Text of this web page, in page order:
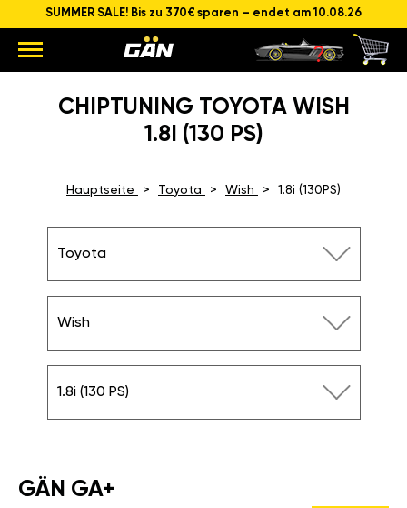
SUMMER SALE! Bis zu 370€ sparen – endet am 10.08.26
CHIPTUNING TOYOTA WISH
1.8I (130 PS)
Hauptseite Toyota Wish 1.8i (130PS)
Toyota
Wish
1.8i (130 PS)
GÄN GA+